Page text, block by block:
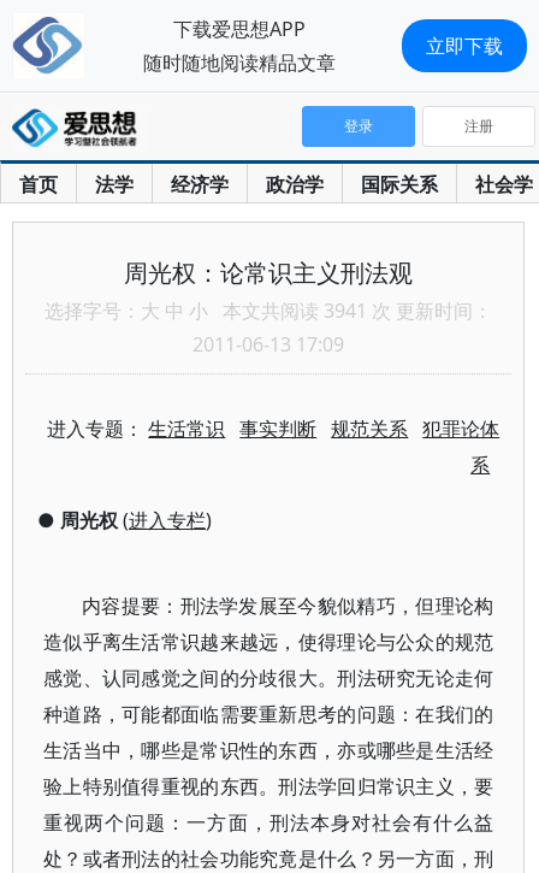
首页 法学 经济学 政治学 国际关系 社会学
登录 注册
周光权：论常识主义刑法观
选择字号： 大 中 小 本文共阅读 3941 次 更新时间：
2011-06-13 17:09
进入专题：生活常识 事实判断 规范关系 犯罪论体
系
● 周光权(进入专栏)
内容提要：刑法学发展至今貌似精巧，但理论构
造似乎离生活常识越来越远，使得理论与公众的规范
感觉、认同感觉之间的分歧很大。刑法研究无论走何
种道路，可能都面临需要重新思考的问题：在我们的
生活当中，哪些是常识性的东西，亦或哪些是生活经
验上特别值得重视的东西。刑法学回归常识主义，要
重视两个问题：一方面，刑法本身对社会有什么益
处？或者刑法的社会功能究竟是什么？另一方面，刑
下载爱思想APP
随时随地阅读精品文章
立即下载